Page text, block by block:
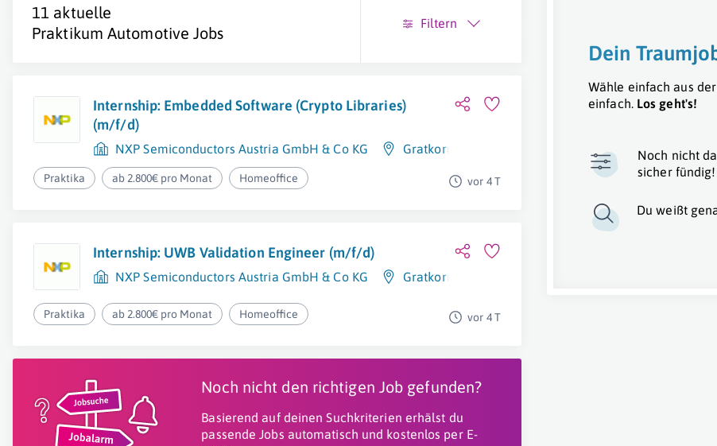
11 aktuelle
Praktikum Automotive Jobs
Filtern
Internship: Embedded Software (Crypto Libraries)
(m/f/d)
NXP Semiconductors Austria GmbH & Co KG Gratkorn
Praktika ab 2.800€ pro Monat Homeoffice vor 4 T
Internship: UWB Validation Engineer (m/f/d)
NXP Semiconductors Austria GmbH & Co KG Gratkorn
Praktika ab 2.800€ pro Monat Homeoffice vor 4 T
Noch nicht den richtigen Job gefunden?
Basierend auf deinen Suchkriterien erhälst du
passende Jobs automatisch und kostenlos per E-
Dein
Wähle einfach aus
einfach. Los geht's!
Noch nicht
sicher fündig!
Du weißt